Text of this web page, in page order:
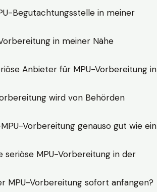
Begutachtungsstelle in meiner
in meiner Nähe
Anbieter für MPU-Vorbereitung in
wird von Behörden
Vorbereitung genauso gut wie ein
seriöse MPU-Vorbereitung in der
MPU-Vorbereitung sofort anfangen?